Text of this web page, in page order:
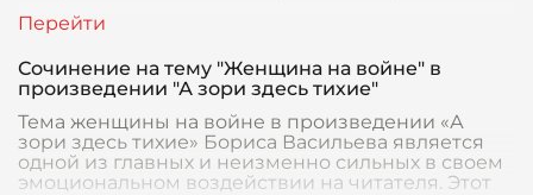
Сочинение на тему "Женщина на войне" в
произведении "А зори здесь тихие"
Тема женщины на войне в произведении «А
зори здесь тихие» Бориса Васильева является
одной из главных и неизменно сильных в своем
эмоциональном воздействии на читателя. Этот